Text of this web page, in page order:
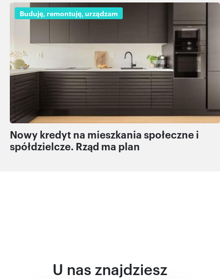
Buduję, remontuję, urządzam
Nowy kredyt na mieszkania społeczne i
spółdzielcze. Rząd ma plan
U nas znajdziesz